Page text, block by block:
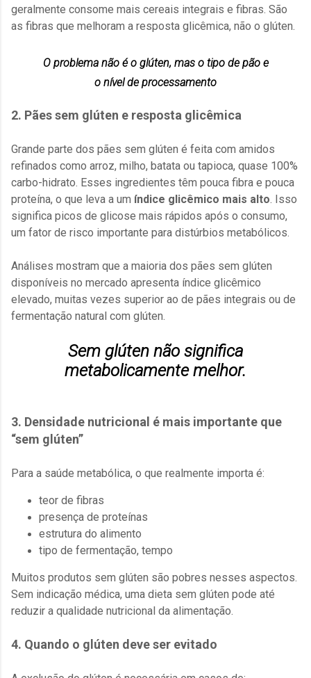
geralmente consome mais cereais integrais e fibras. São
as fibras que melhoram a resposta glicêmica, não o glúten.
O problema não é o glúten, mas o tipo de pão e
o nível de processamento
2. Pães sem glúten e resposta glicêmica
Grande parte dos pães sem glúten é feita com amidos
refinados como arroz, milho, batata ou tapioca, quase 100%
carbo-hidrato. Esses ingredientes têm pouca fibra e pouca
proteína, o que leva a um índice glicêmico mais alto . Isso
significa picos de glicose mais rápidos após o consumo,
um fator de risco importante para distúrbios metabólicos.
Análises mostram que a maioria dos pães sem glúten
disponíveis no mercado apresenta índice glicêmico
elevado, muitas vezes superior ao de pães integrais ou de
fermentação natural com glúten.
Sem glúten não significa
metabolicamente melhor.
3. Densidade nutricional é mais importante que
“sem glúten”
Para a saúde metabólica, o que realmente importa é:
teor de fibras
presença de proteínas
estrutura do alimento
tipo de fermentação, tempo
Muitos produtos sem glúten são pobres nesses aspectos.
Sem indicação médica, uma dieta sem glúten pode até
reduzir a qualidade nutricional da alimentação.
4. Quando o glúten deve ser evitado